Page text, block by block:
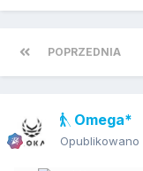
POPRZEDNIA
Omega*
Opublikowano